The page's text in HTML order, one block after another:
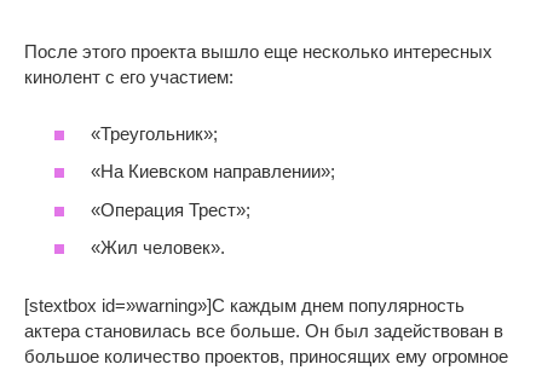
После этого проекта вышло еще несколько интересных
кинолент с его участием:
«Треугольник»;
«На Киевском направлении»;
«Операция Трест»;
«Жил человек».
[stextbox id=»warning»]С каждым днем популярность
актера становилась все больше. Он был задействован в
большое количество проектов, приносящих ему огромное